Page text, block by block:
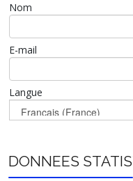
Nom
E-mail
Langue
DONNEES